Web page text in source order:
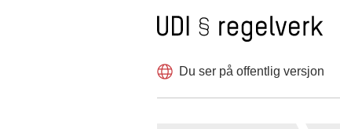
Til forsiden
Hopp
innholdet
Du ser på offentlig versjon